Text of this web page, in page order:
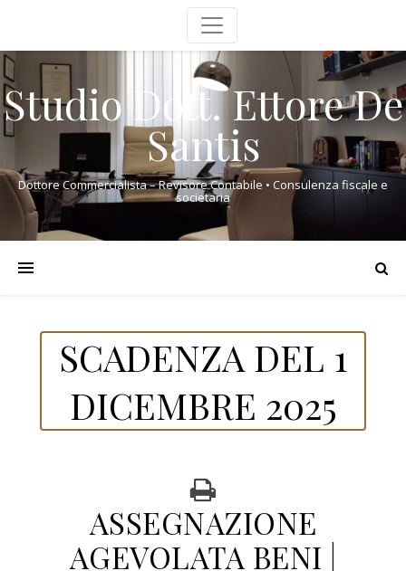
Studio Dott. Ettore De
Santis
Dottore Commercialista – Revisore Contabile • Consulenza fiscale e
societaria
SCADENZA DEL 1
DICEMBRE 2025
ASSEGNAZIONE
AGEVOLATA BENI |